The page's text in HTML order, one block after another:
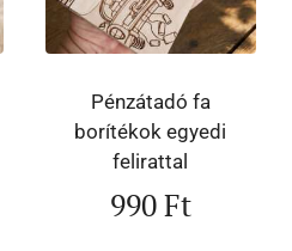
Pénzátadó fa
borítékok egyedi
felirattal
990Ft